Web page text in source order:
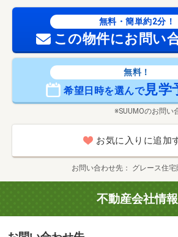
無料・簡単約2分！
この物件にお問い
無料！
希望日時を選んで見学
※SUUMOのお問い
お気に入りに追加
お問い合わせ先 グレース住宅
不動産会社情報